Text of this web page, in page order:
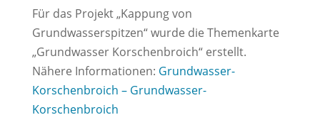
Für das Projekt „Kappung von
Grundwasserspitzen“ wurde die Themenkarte
„Grundwasser Korschenbroich“ erstellt.
Nähere Informationen: Grundwasser-
Korschenbroich – Grundwasser-
Korschenbroich